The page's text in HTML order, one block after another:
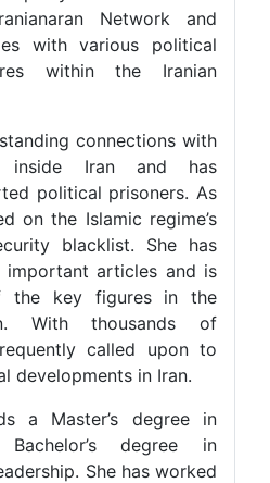
Network and
with various political
within the Iranian
connections with
inside Iran and has
political prisoners. As
on the Islamic regime’s
blacklist. She has
important articles and is
the key figures in the
With thousands of
called upon to
developments in Iran.
a Master’s degree in
degree in
She has worked